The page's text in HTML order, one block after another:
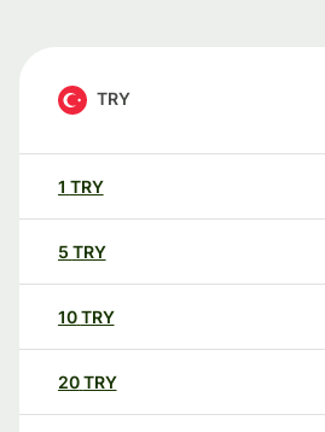
TRY
1 TRY
5 TRY
10TRY
20TRY